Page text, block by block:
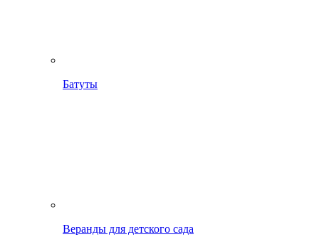
Батуты
Веранды для детского сада